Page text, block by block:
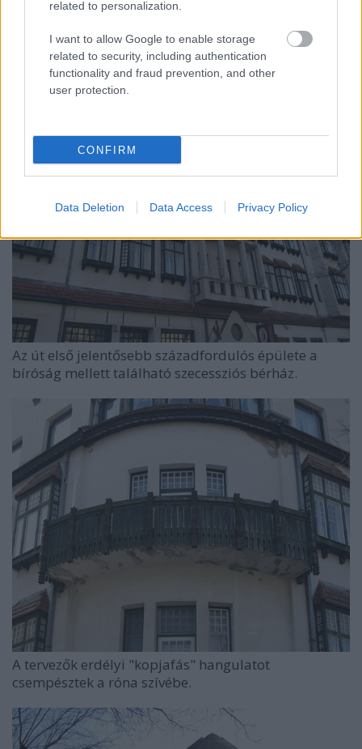
related to personalization.
I want to allow Google to enable storage
related to security, including authentication
functionality and fraud prevention, and other
user protection.
CONFIRM
Data Deletion Data Access Privacy Policy
középsétány még alig kivehető, csupán az egyik
forgalmi sáv díszburkolata készült el. Az út ezen
szakaszán már szinte folyamatos a szecessziós
lakóházak sora.
Az út első jelentősebb századfordulós épülete a
bíróság mellett található szecessziós bérház.
A tervezők erdélyi "kopjafás" hangulatot
csempésztek a róna szívébe.